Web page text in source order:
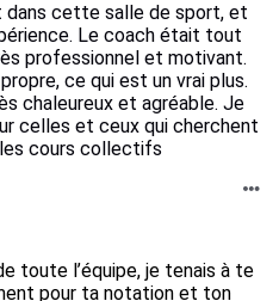
dans cette salle de sport, et
Le coach était tout
professionnel et motivant.
ce qui est un vrai plus.
chaleureux et agréable. Je
celles et ceux qui cherchent
cours collectifs
toute l’équipe, je tenais à te
pour ta notation et ton